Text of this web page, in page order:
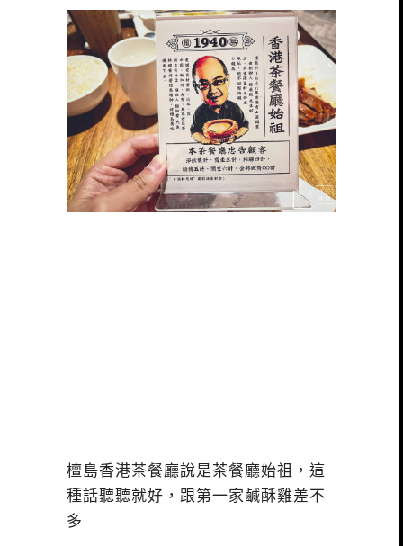
檀島香港茶餐廳說是茶餐廳始祖，這
種話聽聽就好，跟第一家鹹酥雞差不
多